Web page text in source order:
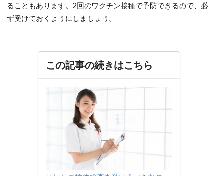
ることもあります。2回のワクチン接種で予防できるので、必
ず受けておくようにしましょう。
この記事の続きはこちら